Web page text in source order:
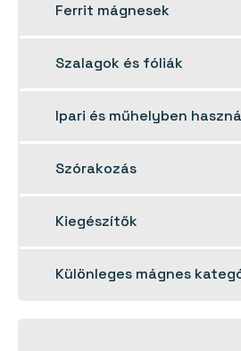
Ferrit mágnesek
Szalagok és fóliák
Ipari és műhelyben
Szórakozás
Kiegészítők
Különleges mágnes